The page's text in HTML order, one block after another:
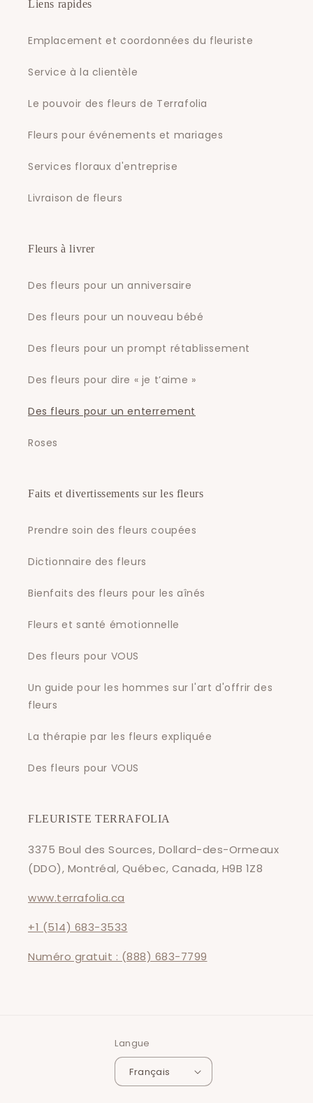
Liens rapides
Emplacement et coordonnées du fleuriste
Service à la clientèle
Le pouvoir des fleurs de Terrafolia
Fleurs pour événements et mariages
Services floraux d'entreprise
Livraison de fleurs
Fleurs à livrer
Des fleurs pour un anniversaire
Des fleurs pour un nouveau bébé
Des fleurs pour un prompt rétablissement
Des fleurs pour dire « je t’aime »
Des fleurs pour un enterrement
Roses
Faits et divertissements sur les fleurs
Prendre soin des fleurs coupées
Dictionnaire des fleurs
Bienfaits des fleurs pour les aînés
Fleurs et santé émotionnelle
Des fleurs pour VOUS
Un guide pour les hommes sur l'art d'offrir des
fleurs
La thérapie par les fleurs expliquée
Des fleurs pour VOUS
FLEURISTE TERRAFOLIA
3375 Boul des Sources, Dollard-des-Ormeaux
(DDO), Montréal, Québec, Canada, H9B 1Z8
www.terrafolia.ca
+1 (514) 683-3533
Numéro gratuit : (888) 683-7799
Langue
Français